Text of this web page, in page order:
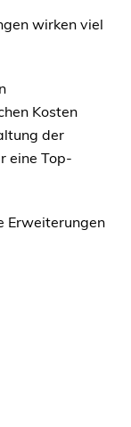
wirken viel
Kosten
der
eine Top-
Erweiterungen